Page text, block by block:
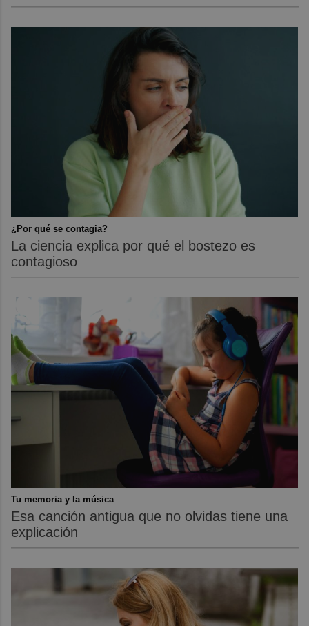
¿Por qué se contagia?
La ciencia explica por qué el bostezo es
contagioso
Tu memoria y la música
Esa canción antigua que no olvidas tiene una
explicación